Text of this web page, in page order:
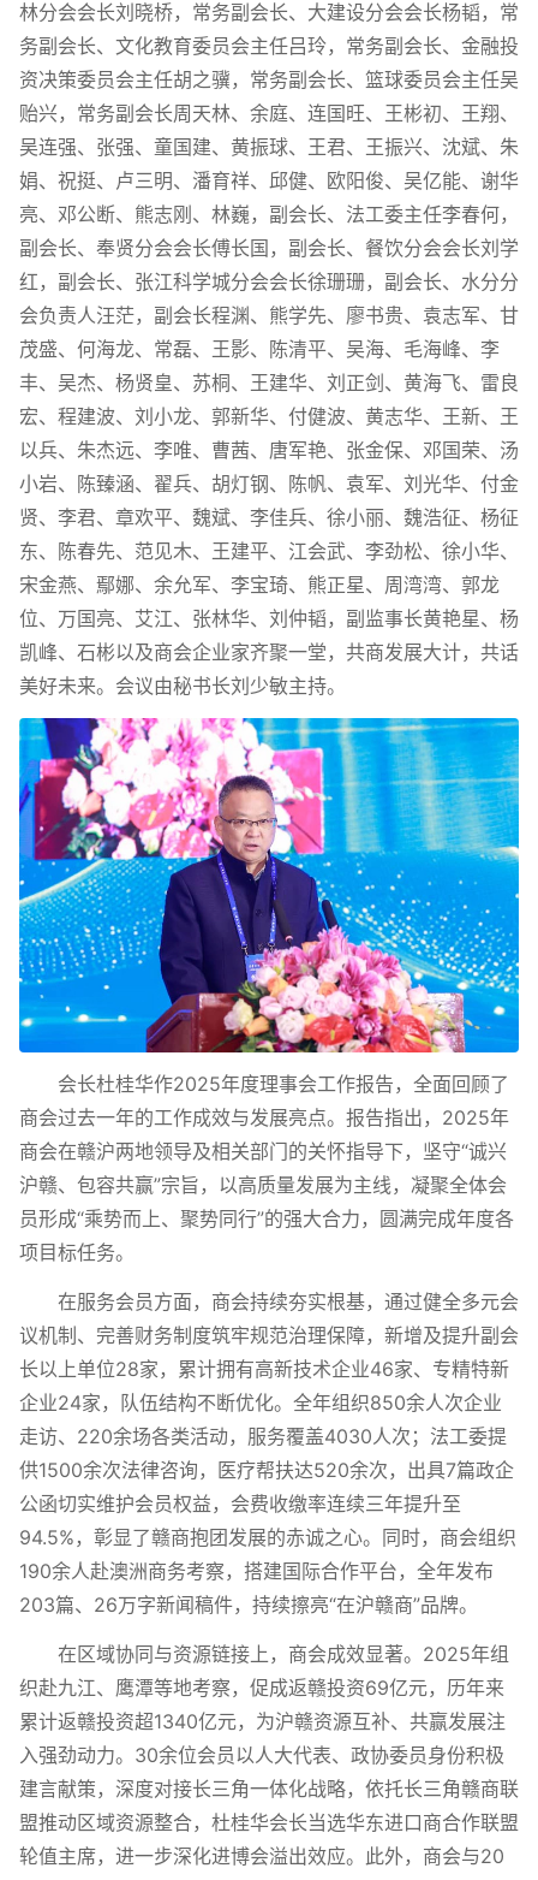
林分会会长刘晓桥，常务副会长、大建设分会会长杨韬，常
务副会长、文化教育委员会主任吕玲，常务副会长、金融投
资决策委员会主任胡之骥，常务副会长、篮球委员会主任吴
贻兴，常务副会长周天林、余庭、连国旺、王彬初、王翔、
吴连强、张强、童国建、黄振球、王君、王振兴、沈斌、朱
娟、祝挺、卢三明、潘育祥、邱健、欧阳俊、吴亿能、谢华
亮、邓公断、熊志刚、林巍，副会长、法工委主任李春何，
副会长、奉贤分会会长傅长国，副会长、餐饮分会会长刘学
红，副会长、张江科学城分会会长徐珊珊，副会长、水分分
会负责人汪茫，副会长程渊、熊学先、廖书贵、袁志军、甘
茂盛、何海龙、常磊、王影、陈清平、吴海、毛海峰、李
丰、吴杰、杨贤皇、苏桐、王建华、刘正剑、黄海飞、雷良
宏、程建波、刘小龙、郭新华、付健波、黄志华、王新、王
以兵、朱杰远、李唯、曹茜、唐军艳、张金保、邓国荣、汤
小岩、陈臻涵、翟兵、胡灯钢、陈帆、袁军、刘光华、付金
贤、李君、章欢平、魏斌、李佳兵、徐小丽、魏浩征、杨征
东、陈春先、范见木、王建平、江会武、李劲松、徐小华、
宋金燕、鄢娜、余允军、李宝琦、熊正星、周湾湾、郭龙
位、万国亮、艾江、张林华、刘仲韬，副监事长黄艳星、杨
凯峰、石彬以及商会企业家齐聚一堂，共商发展大计，共话
美好未来。会议由秘书长刘少敏主持。
会长杜桂华作2025年度理事会工作报告，全面回顾了
商会过去一年的工作成效与发展亮点。报告指出，2025年
商会在赣沪两地领导及相关部门的关怀指导下，坚守“诚兴
沪赣、包容共赢”宗旨，以高质量发展为主线，凝聚全体会
员形成“乘势而上、聚势同行”的强大合力，圆满完成年度各
项目标任务。
在服务会员方面，商会持续夯实根基，通过健全多元会
议机制、完善财务制度筑牢规范治理保障，新增及提升副会
长以上单位28家，累计拥有高新技术企业46家、专精特新
企业24家，队伍结构不断优化。全年组织850余人次企业
走访、220余场各类活动，服务覆盖4030人次；法工委提
供1500余次法律咨询，医疗帮扶达520余次，出具7篇政企
公函切实维护会员权益，会费收缴率连续三年提升至
94.5%，彰显了赣商抱团发展的赤诚之心。同时，商会组织
190余人赴澳洲商务考察，搭建国际合作平台，全年发布
203篇、26万字新闻稿件，持续擦亮“在沪赣商”品牌。
在区域协同与资源链接上，商会成效显著。2025年组
织赴九江、鹰潭等地考察，促成返赣投资69亿元，历年来
累计返赣投资超1340亿元，为沪赣资源互补、共赢发展注
入强劲动力。30余位会员以人大代表、政协委员身份积极
建言献策，深度对接长三角一体化战略，依托长三角赣商联
盟推动区域资源整合，杜桂华会长当选华东进口商合作联盟
轮值主席，进一步深化进博会溢出效应。此外，商会与20